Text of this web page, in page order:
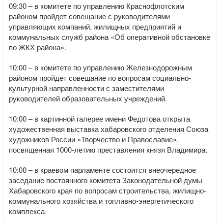
09:30 – в комитете по управлению Краснофлотским
районом пройдет совещание с руководителями
управляющих компаний, жилищных предприятий и
коммунальных служб района «Об оперативной обстановке
по ЖКХ района».
10:00 – в комитете по управлению Железнодорожным
районом пройдет совещание по вопросам социально-
культурной направленности с заместителями
руководителей образовательных учреждений.
10:00 – в картинной галерее имени Федотова открыта
художественная выставка хабаровского отделения Союза
художников России «Творчество и Православие»,
посвященная 1000-летию преставления князя Владимира.
10:00 – в краевом парламенте состоится внеочередное
заседание постоянного комитета Законодательной думы
Хабаровского края по вопросам строительства, жилищно-
коммунального хозяйства и топливно-энергетического
комплекса.